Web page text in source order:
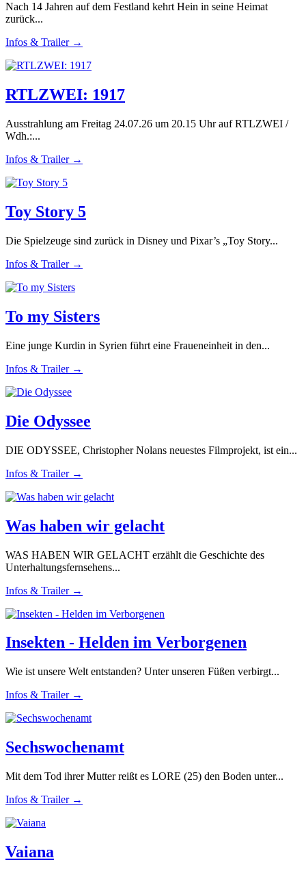
Nach 14 Jahren auf dem Festland kehrt Hein in seine Heimat
zurück...
Infos & Trailer →
RTLZWEI: 1917
Ausstrahlung am Freitag 24.07.26 um 20.15 Uhr auf RTLZWEI /
Wdh.:...
Infos & Trailer →
Toy Story 5
Die Spielzeuge sind zurück in Disney und Pixar’s „Toy Story...
Infos & Trailer →
To my Sisters
Eine junge Kurdin in Syrien führt eine Fraueneinheit in den...
Infos & Trailer →
Die Odyssee
DIE ODYSSEE, Christopher Nolans neuestes Filmprojekt, ist ein...
Infos & Trailer →
Was haben wir gelacht
WAS HABEN WIR GELACHT erzählt die Geschichte des
Unterhaltungsfernsehens...
Infos & Trailer →
Insekten - Helden im Verborgenen
Wie ist unsere Welt entstanden? Unter unseren Füßen verbirgt...
Infos & Trailer →
Sechswochenamt
Mit dem Tod ihrer Mutter reißt es LORE (25) den Boden unter...
Infos & Trailer →
Vaiana